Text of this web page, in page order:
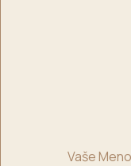
Vaše